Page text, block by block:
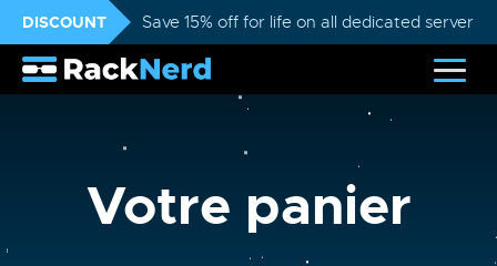
DISCOUNT Save 15% off for life on all dedicated servers
Votre panier